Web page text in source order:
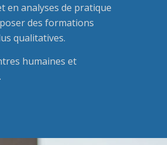
en analyses de pratique
des formations
qualitatives.
humaines et